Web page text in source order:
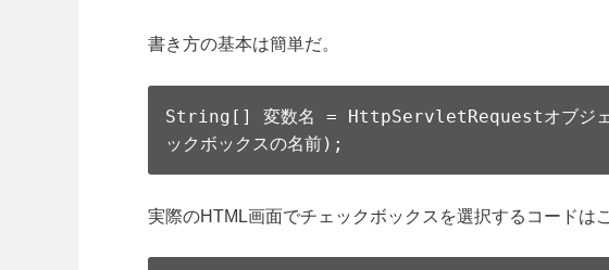
書き方の基本は簡単だ。
String[] 変数名 = HttpServletRequestオブジ
ックボックスの名前);
実際のHTML画面でチェックボックスを選択するコードは